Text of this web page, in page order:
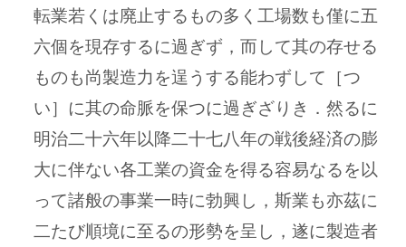
転業若くは廃止するもの多く工場数も僅に五
六個を現存するに過ぎず，而して其の存せる
ものも尚製造力を逞うする能わずして［つ
い］に其の命脈を保つに過ぎざりき．然るに
明治二十六年以降二十七八年の戦後経済の膨
大に伴ない各工業の資金を得る容易なるを以
って諸般の事業一時に勃興し，斯業も亦茲に
二たび順境に至るの形勢を呈し，遂に製造者